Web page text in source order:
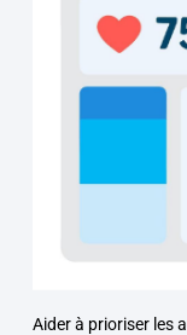
Aider à prioriser les